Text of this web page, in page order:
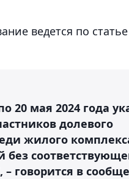
ведется по
20 мая 2024 года
долевого
жилого
без
говорится в